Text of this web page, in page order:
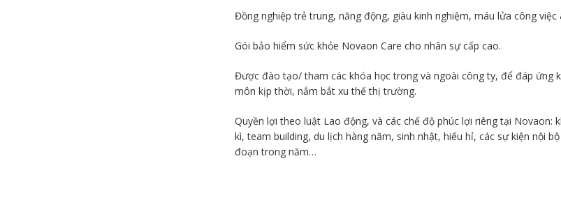
Đồng nghiệp trẻ trung, năng động, giàu kinh nghiệm, máu lửa công việc
Gói bảo hiểm sức khỏe Novaon Care cho nhân sự cấp cao.
Được đào tạo/ tham các khóa học trong và ngoài công ty, để đáp ứng
môn kịp thời, nắm bắt xu thế thị trường.
Quyền lợi theo luật Lao động, và các chế độ phúc lợi riêng tại Novaon:
kì, team building, du lịch hàng năm, sinh nhật, hiếu hỉ, các sự kiện nội
đoạn trong năm…